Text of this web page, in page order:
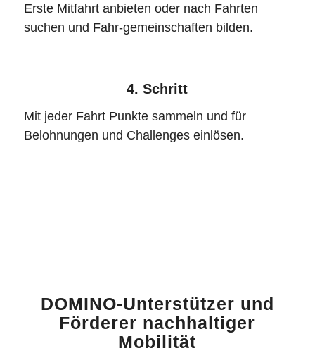
Erste Mitfahrt anbieten oder nach Fahrten
suchen und Fahr-gemeinschaften bilden.
4. Schritt
Mit jeder Fahrt Punkte sammeln und für
Belohnungen und Challenges einlösen.
DOMINO-Unterstützer und
Förderer nachhaltiger
Mobilität